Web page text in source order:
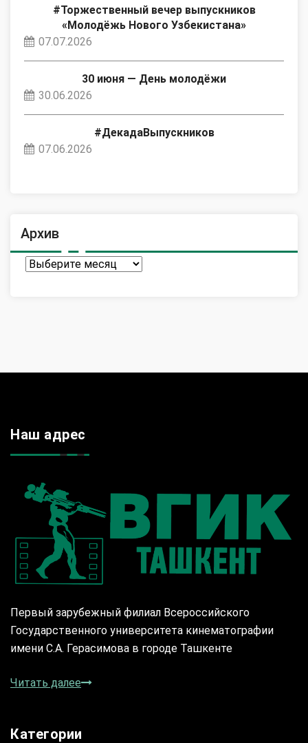
#Торжественный вечер выпускников
«Молодёжь Нового Узбекистана»
07.07.2026
30 июня — День молодёжи
30.06.2026
#ДекадаВыпускников
07.06.2026
Архив
Архив
Наш адрес
Первый зарубежный филиал Всероссийского
Государственного университета кинематографии
имени С.А. Герасимова в городе Ташкенте
Читать далее
Категории